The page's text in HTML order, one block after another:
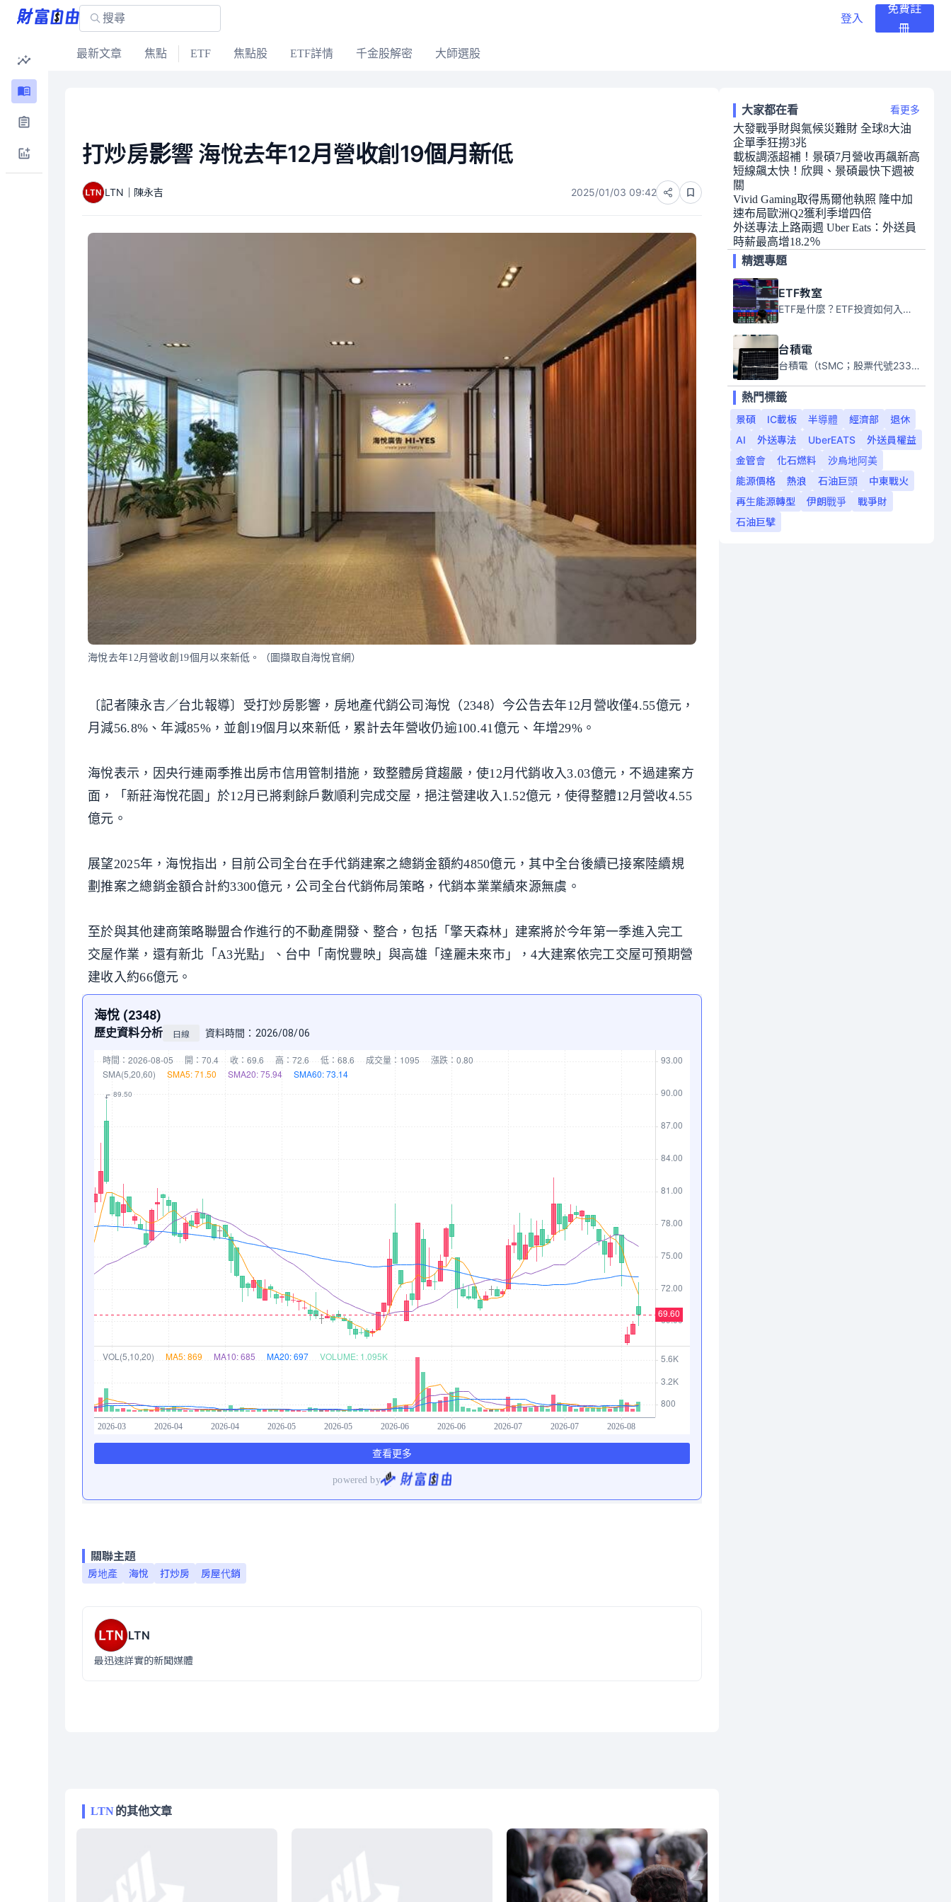
登入
免費註
冊
最新文章 焦點 ETF 焦點股 ETF詳情 千金股解密 大師選股
打炒房影響 海悅去年12月營收創19個月新低
LTN｜陳永吉 2025/01/03 09:42
海悅去年12月營收創19個月以來新低。（圖擷取自海悅官網）
〔記者陳永吉／台北報導〕受打炒房影響，房地產代銷公司海悅（2348）今公告去年12月營收僅4.55億元，
月減56.8%、年減85%，並創19個月以來新低，累計去年營收仍逾100.41億元、年增29%。
海悅表示，因央行連兩季推出房市信用管制措施，致整體房貸趨嚴，使12月代銷收入3.03億元，不過建案方
面，「新莊海悅花園」於12月已將剩餘戶數順利完成交屋，挹注營建收入1.52億元，使得整體12月營收4.55
億元。
展望2025年，海悅指出，目前公司全台在手代銷建案之總銷金額約4850億元，其中全台後續已接案陸續規
劃推案之總銷金額合計約3300億元，公司全台代銷佈局策略，代銷本業業績來源無虞。
至於與其他建商策略聯盟合作進行的不動產開發、整合，包括「擎天森林」建案將於今年第一季進入完工
交屋作業，還有新北「A3光點」、台中「南悅豐映」與高雄「達麗未來市」，4大建案依完工交屋可預期營
建收入約66億元。
關聯主題
房地產 海悅 打炒房 房屋代銷
LTN
最迅速詳實的新聞媒體
LTN的其他文章
大家都在看 看更多
大發戰爭財與氣候災難財 全球8大油
企單季狂撈3兆
載板調漲超補！景碩7月營收再飆新高
短線飆太快！欣興、景碩最快下週被
關
Vivid Gaming取得馬爾他執照 隆中加
速布局歐洲Q2獲利季增四倍
外送專法上路兩週 Uber Eats：外送員
時薪最高增18.2％
精選專題
ETF教室
ETF是什麼？ETF投資如何入門？本系列專題文章將會告訴你新手必須知道的ETF基礎知識。
台積電
台積電（tSMC；股票代號2330）是全球領先的半導體代工公司，成立於1987年，總部位於台灣新竹。且已於美國、日本、德國及中國設廠，台積電是全球首家專業積體電路製造服務公司，也是全球最先進和最大規模的半導體代工廠。
熱門標籤
景碩
IC載板 半導體 經濟部
退休
AI
外送專法 UberEATS
外送員權益
金管會
化石燃料
沙烏地阿美
能源價格
熱浪 石油巨頭
中東戰火
再生能源轉型
伊朗戰爭
戰爭財
石油巨擘